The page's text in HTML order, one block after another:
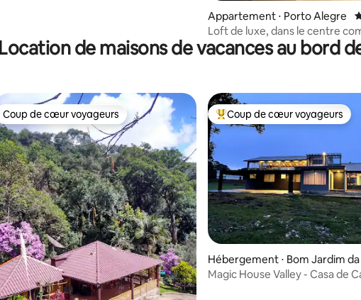
Appartement ⋅ Porto Alegre
Loft de luxe, dans le centre
avec balcon donnant sur le
Location de maisons de vacances au bord
sur la base de 17 commentaires : 5 sur 5
Coup de cœur voyageurs
Coup de cœur voyageurs Coups de cœur voyageurs les
Coup de cœur voyageurs
Hébergement ⋅ Bom Jardim da
erra
Magic House Valley - Casa de